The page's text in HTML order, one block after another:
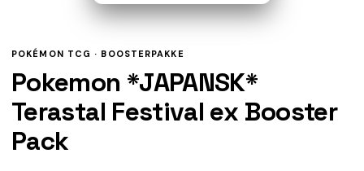
POKÉMON TCG · BOOSTERPAKKE
Pokemon *JAPANSK*
Terastal Festival ex Booster
Pack